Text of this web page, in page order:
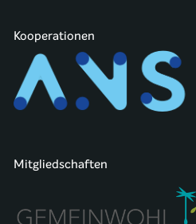
Kooperationen
Mitgliedschaften